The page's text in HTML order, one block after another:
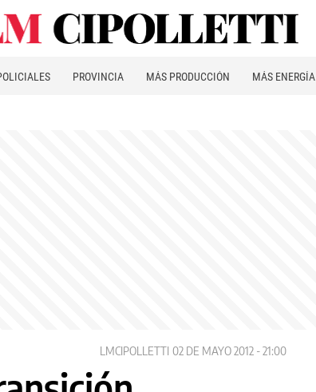
PROVINCIA MÁS PRODUCCIÓN MÁS ENERGÍA
LMCIPOLLETTI 02 DE MAYO 2012 - 21:00